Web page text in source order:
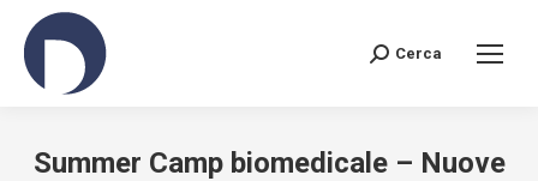
Search:
Cerca
Summer Camp biomedicale – Nuove